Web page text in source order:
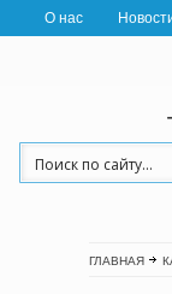
О нас
ГЛАВНАЯ